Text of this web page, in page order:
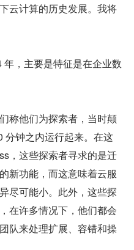
云计算的历史发展。我将
，主要是特征是在企业数
称他们为探索者，当时颠
分钟之内运行起来。在这
，这些探索者寻求的是迁
新功能，而这意味着云服
尽可能小。此外，这些探
在许多情况下，他们都会
队来处理扩展、容错和操